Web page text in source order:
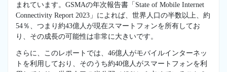
まれています。GSMAの年次報告書「State of Mobile Internet
Connectivity Report 2023」によれば、世界人口の半数以上、約
54％、つまり約43億人が現在スマートフォンを所有してお
り、その成長の可能性は非常に大きいです。
さらに、このレポートでは、46億人がモバイルインターネッ
トを利用しており、そのうち約40億人がスマートフォンを利